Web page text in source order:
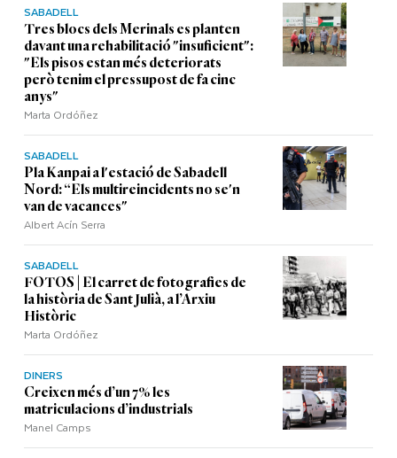
SABADELL
Tres blocs dels Merinals es planten
davant una rehabilitació "insuficient":
"Els pisos estan més deteriorats
però tenim el pressupost de fa cinc
anys"
Marta Ordóñez
SABADELL
Pla Kanpai a l'estació de Sabadell
Nord: “Els multireincidents no se'n
van de vacances"
Albert Acín Serra
SABADELL
FOTOS | El carret de fotografies de
la història de Sant Julià, a l’Arxiu
Històric
Marta Ordóñez
DINERS
Creixen més d’un 7% les
matriculacions d’industrials
Manel Camps